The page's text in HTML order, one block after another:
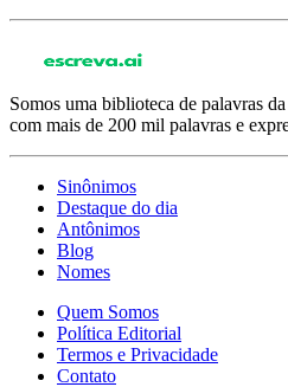
Somos uma biblioteca de palavras
com mais de 200 mil palavras e
Sinônimos
Destaque do dia
Antônimos
Blog
Nomes
Quem Somos
Política Editorial
Termos e Privacidade
Contato